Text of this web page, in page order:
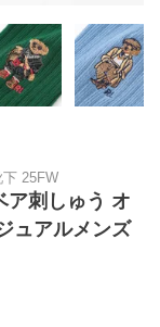
25FW
ア刺しゅう オ
ュアルメンズ